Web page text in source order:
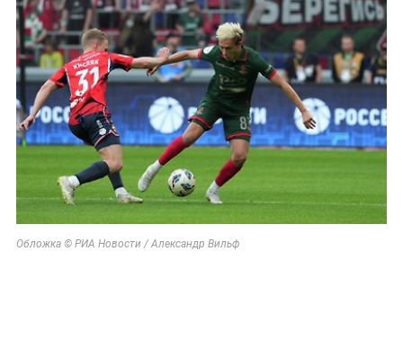
Обложка © РИА Новости / Александр Вильф